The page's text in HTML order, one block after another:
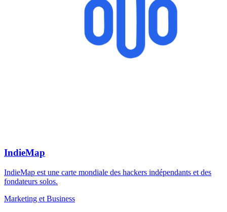
IndieMap
IndieMap est une carte mondiale des hackers indépendants et des
fondateurs solos.
Marketing et Business